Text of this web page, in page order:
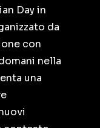
Day in
da
con
nella
una